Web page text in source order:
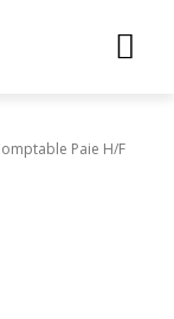
Paie H/F